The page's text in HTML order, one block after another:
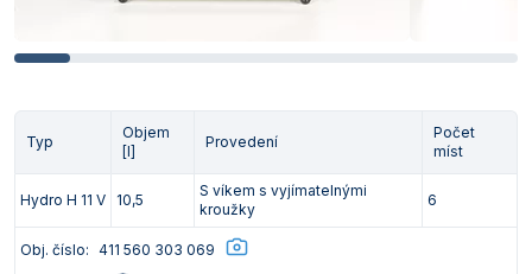
Typ
Objem
[l]
Provedení
Počet
míst
Hydro H 11 V 10,5
S víkem s vyjímatelnými
kroužky
6
Obj. číslo: 411 560 303 069